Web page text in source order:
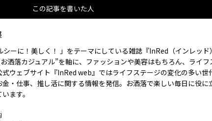
この記事を書いた人
シーに！美しく！ 」をテーマにしている雑誌『InRed（インレッ
洒落カジュアル”を軸に、ファッションや美容はもちろん、ライ
式ウェブサイト『InRed web』ではライフステージの変化の多い世
金・仕事、推し活に関する情報を発信。お洒落で楽しい毎日に役に
ます。